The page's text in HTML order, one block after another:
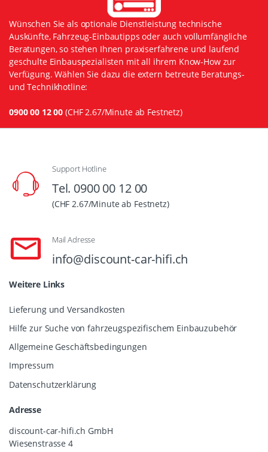
Wünschen Sie als optionale Dienstleistung technische
Auskünfte, Fahrzeug-Einbautipps oder auch vollumfängliche
Beratungen, so stehen Ihnen praxiserfahrene und laufend
geschulte Einbauspezialisten mit all ihrem Know-How zur
Verfügung. Wählen Sie dazu die extern betreute Beratungs-
und Technikhotline:
0900 00 12 00 (CHF 2.67/Minute ab Festnetz)
Support Hotline
Tel. 0900 00 12 00
(CHF 2.67/Minute ab Festnetz)
Mail Adresse
info@discount-car-hifi.ch
Weitere Links
Lieferung und Versandkosten
Hilfe zur Suche von fahrzeugspezifischem Einbauzubehör
Allgemeine Geschäftsbedingungen
Impressum
Datenschutzerklärung
Adresse
discount-car-hifi.ch GmbH
Wiesenstrasse 4